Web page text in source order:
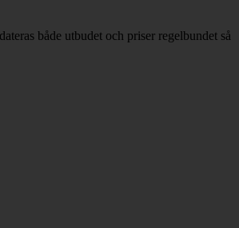
både utbudet och priser regelbundet så